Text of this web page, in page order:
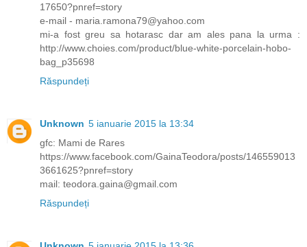
17650?pnref=story
e-mail - maria.ramona79@yahoo.com
mi-a fost greu sa hotarasc dar am ales pana la urma :
http://www.choies.com/product/blue-white-porcelain-hobo-
bag_p35698
Răspundeți
Unknown 5 ianuarie 2015 la 13:34
gfc: Mami de Rares
https://www.facebook.com/GainaTeodora/posts/146559013
3661625?pnref=story
mail: teodora.gaina@gmail.com
Răspundeți